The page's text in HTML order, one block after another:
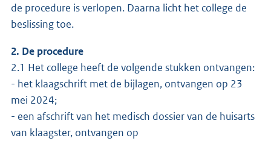
de procedure is verlopen. Daarna licht het college de
beslissing toe.
2. De procedure
2.1 Het college heeft de volgende stukken ontvangen:
- het klaagschrift met de bijlagen, ontvangen op 23
mei 2024;
- een afschrift van het medisch dossier van de huisarts
van klaagster, ontvangen op